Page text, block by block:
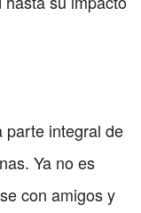
parte integral de
Ya no es
con amigos y